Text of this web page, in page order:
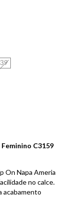
39
C3159
On Napa Ameria
no calce.
acabamento